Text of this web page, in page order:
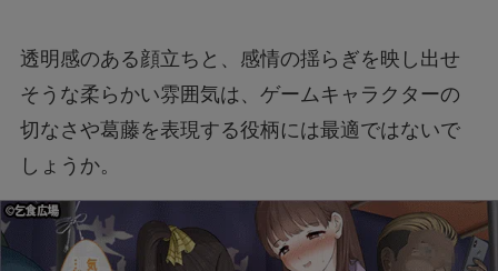
透明感のある顔立ちと、感情の揺らぎを映し出せ
そうな柔らかい雰囲気は、ゲームキャラクターの
切なさや葛藤を表現する役柄には最適ではないで
しょうか。